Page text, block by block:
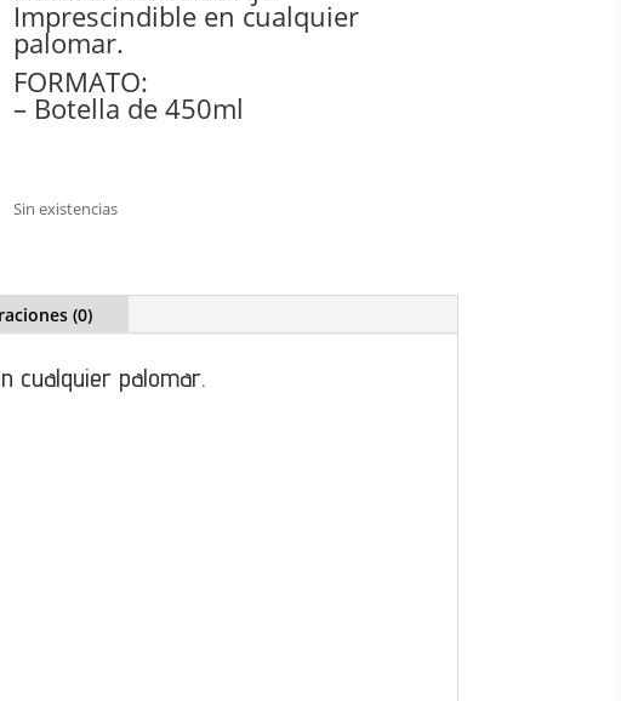
Imprescindible en cualquier
palomar.
FORMATO:
– Botella de 450ml
Sin existencias
(0)
cualquier palomar.